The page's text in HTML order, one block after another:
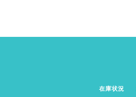
在庫状況